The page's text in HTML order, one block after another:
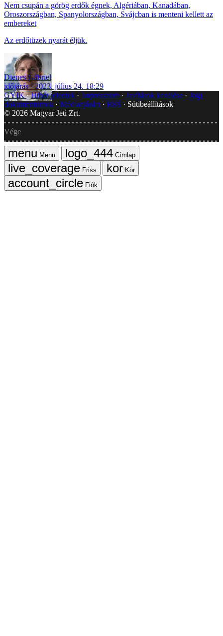
Nem csupán a görög erdők égnek, Algériában, Kanadában,
Oroszországban, Spanyolországban, Svájcban is menteni kellett az
embereket
Az erdőtüzek nyarát éljük.
Dienes Gábriel
időjárás
2023. július 24. 18:29
GYIK Hibát jelentek Impresszum Javítások kezelése
Jogi
dokumentumok
Médiaajánlat RSS
Sütibeállítások
© 2026 Magyar Jeti Zrt.
Vége
Menü
Címlap
Friss
Kör
Fiók